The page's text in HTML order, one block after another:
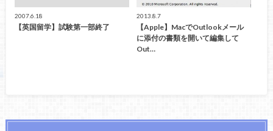
2007.6.18
【英国留学】試験第一部終了
2013.8.7
【Apple】MacでOutlookメール
に添付の書類を開いて編集して
Out…